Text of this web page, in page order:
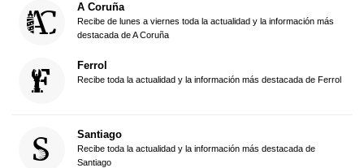
A Coruña
Recibe de lunes a viernes toda la actualidad y la información más
destacada de A Coruña
Ferrol
Recibe toda la actualidad y la información más destacada de Ferrol
Santiago
Recibe toda la actualidad y la información más destacada de
Santiago